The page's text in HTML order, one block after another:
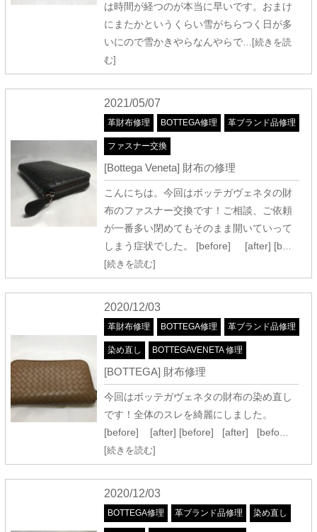
は時間が経つのが本当に早いです。おまけ
にまたかというくらい雪がちらつく日が多
いにので雪かきやらなんやらで…[続きを読
む]
2021/05/07
革財布修理 BOTTEGA修理 革ブランド品修理
ファスナー交換
[Bottega Veneta] 財布の修理
こんにちは。今回はボッテガヴェネタの財
布のファスナー交換です！ご相談、ご依頼
が一番多い閉めてもそのまま開いていって
しまう症状でした。 [before] [after] [b…
[続きを読む]
2020/12/03
革財布修理 BOTTEGA修理 革ブランド品修理
染め直し BOTTEGAVENETA 修理
[BOTTEGA] 財布修理
今回はボッテガヴェネタの財布の染め直し
です！全体のスレを綺麗にしました。
[before] [after] [before] [after] [befo…
[続きを読む]
2020/12/03
BOTTEGA修理 革ブランド品修理 染め直し